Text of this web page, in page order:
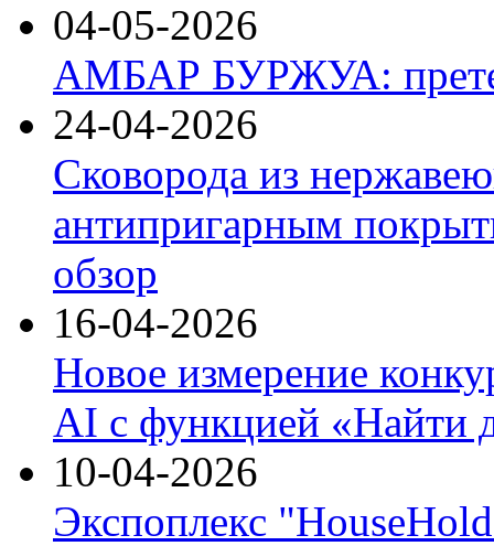
04-05-2026
АМБАР БУРЖУА:
24-04-2026
Сковорода из
антипригарным
обзор
16-04-2026
Новое измерение
AI с функцией «Найти
10-04-2026
Экспоплекс